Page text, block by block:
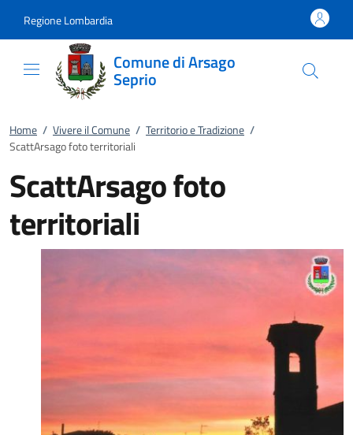
Regione Lombardia
Comune di Arsago
Seprio
Home / Vivere il Comune / Territorio e Tradizione /
ScattArsago foto territoriali
ScattArsago foto
territoriali